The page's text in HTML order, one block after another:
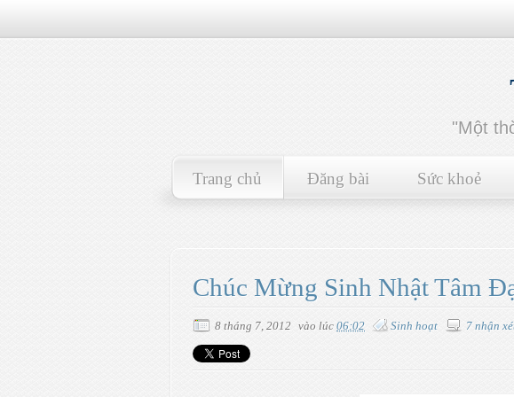
"Một
Trang chủ Đăng bài Sức khoẻ
Chúc Mừng Sinh Nhật Tâm
8 tháng 7, 2012 vào lúc 06:02 Sinh hoạt 7 nhận